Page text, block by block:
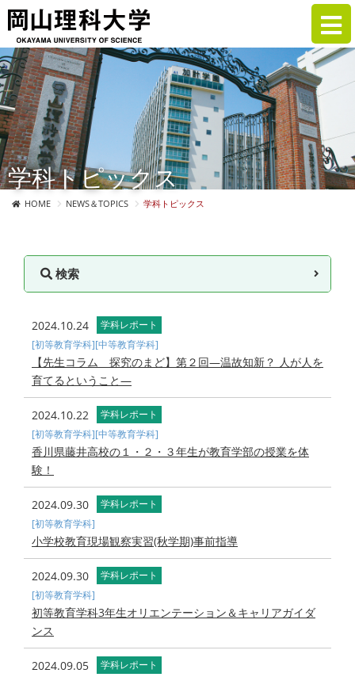
学科トピックス
HOME NEWS＆TOPICS 学科トピックス
検索
2024.10.24
学科レポート
[初等教育学科][中等教育学科]
【先生コラム 探究のまど】第２回—温故知新？ 人が人を
育てるということ―
2024.10.22
学科レポート
[初等教育学科][中等教育学科]
香川県藤井高校の１・２・３年生が教育学部の授業を体
験！
2024.09.30
学科レポート
[初等教育学科]
小学校教育現場観察実習(秋学期)事前指導
2024.09.30
学科レポート
[初等教育学科]
初等教育学科3年生オリエンテーション＆キャリアガイダ
ンス
2024.09.05
学科レポート